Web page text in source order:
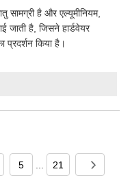
सामग्री है और एल्यूमीनियम,
जाती है, जिसने हार्डवेयर
प्रदर्शन किया है।
5 21